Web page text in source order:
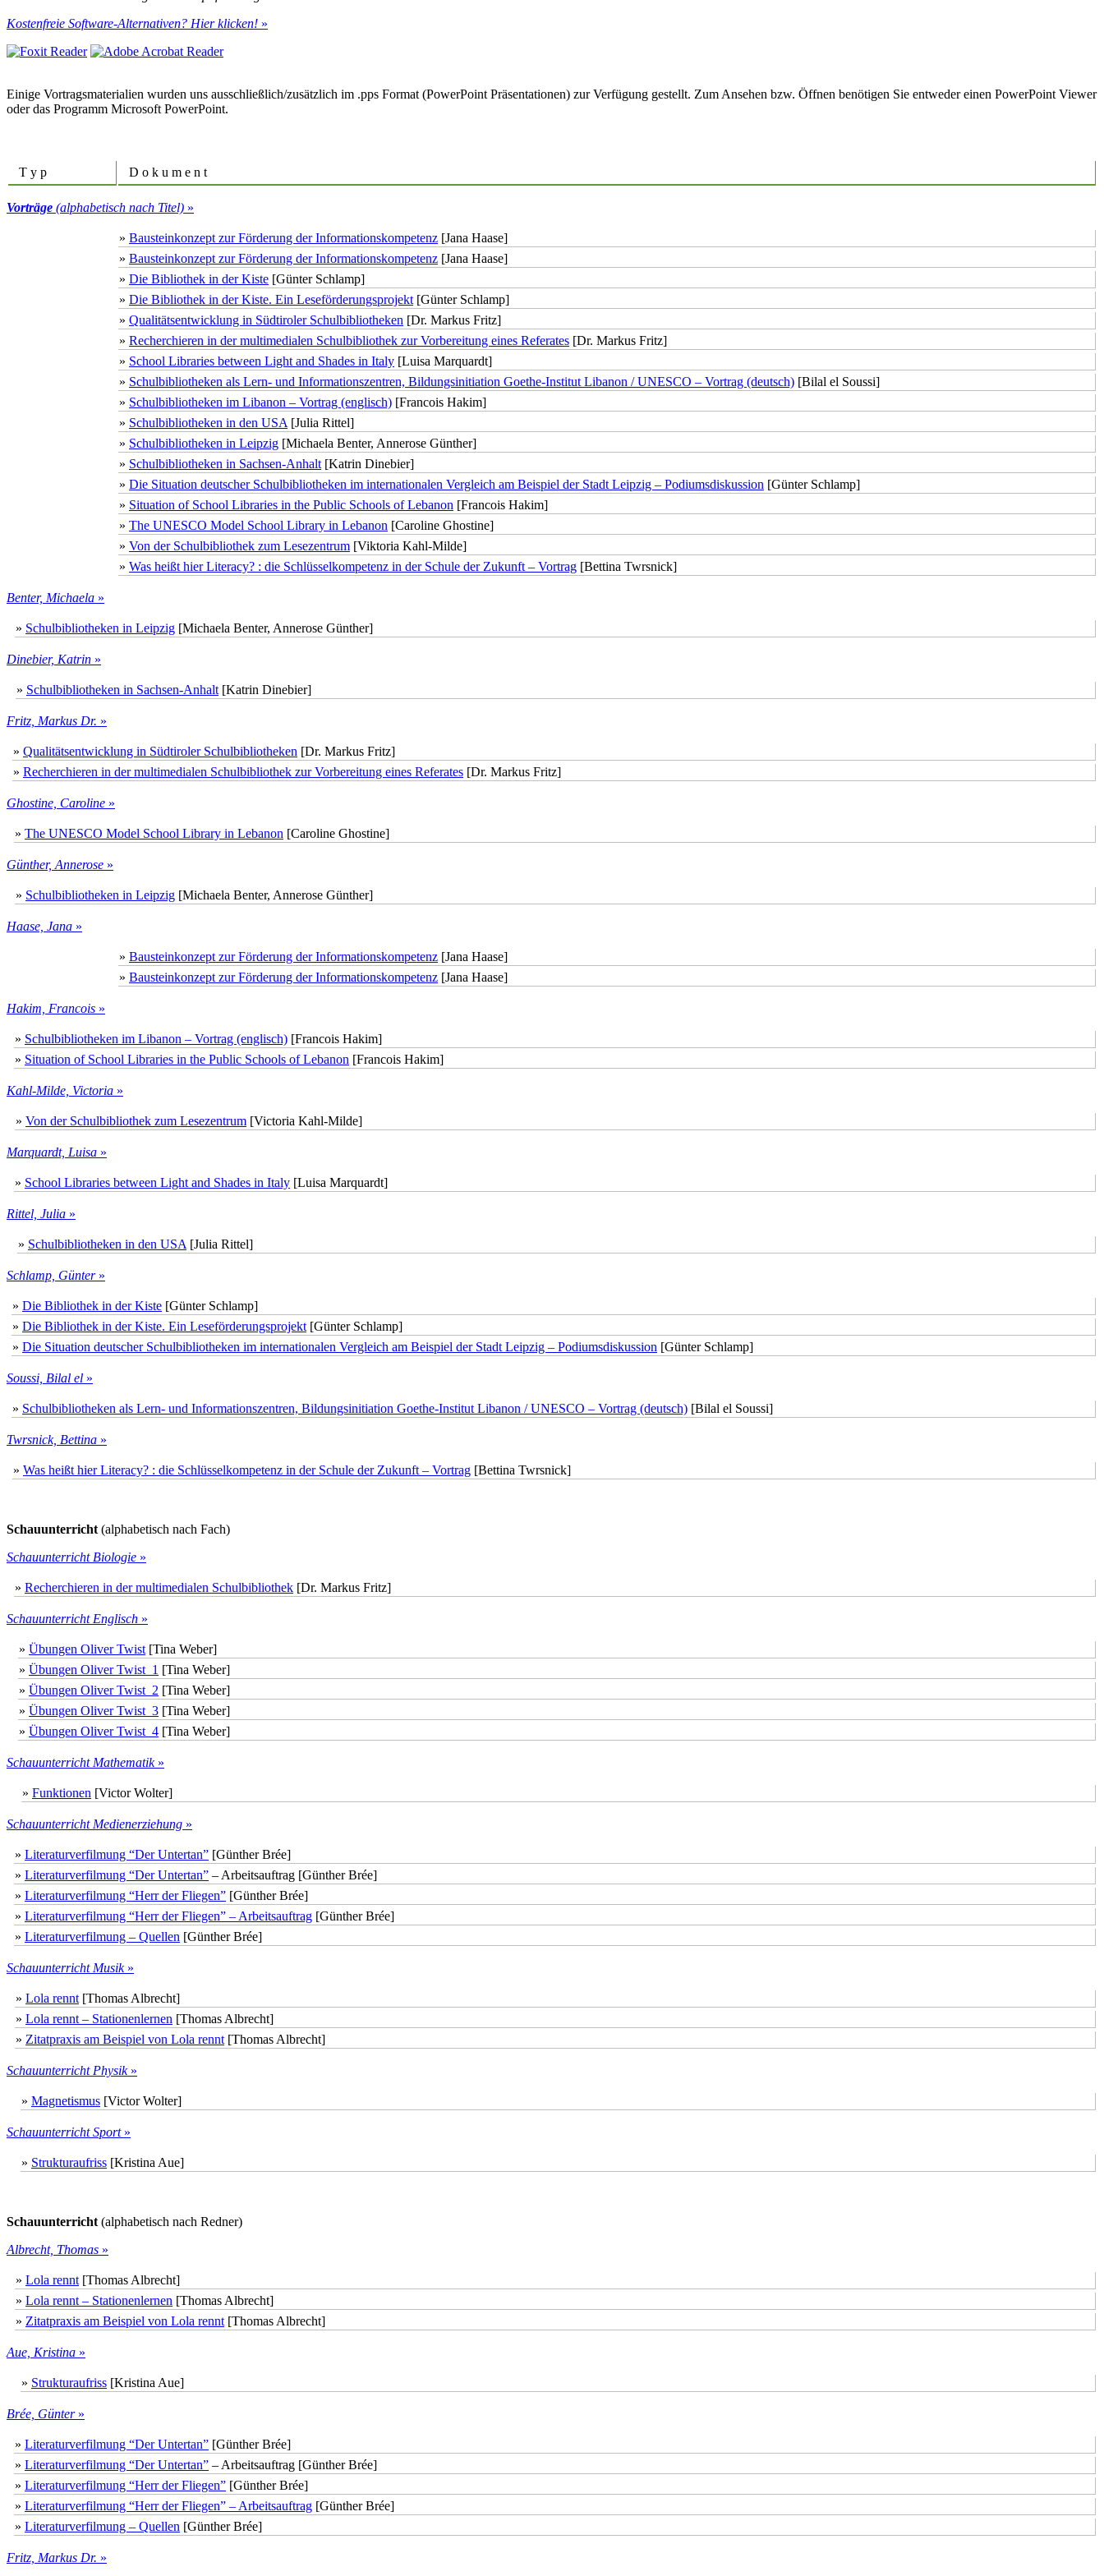
Kostenfreie Software-Alternativen? Hier klicken! »
Einige Vortragsmaterialien wurden uns ausschließlich/zusätzlich im .pps Format (PowerPoint Präsentationen) zur Verfügung gestellt. Zum Ansehen bzw. Öffnen benötigen Sie entweder einen PowerPoint Viewer
oder das Programm Microsoft PowerPoint.
T y p D o k u m e n t
Vorträge (alphabetisch nach Titel) »
» Bausteinkonzept zur Förderung der Informationskompetenz [Jana Haase]
» Bausteinkonzept zur Förderung der Informationskompetenz [Jana Haase]
» Die Bibliothek in der Kiste [Günter Schlamp]
» Die Bibliothek in der Kiste. Ein Leseförderungsprojekt[Günter Schlamp]
» Qualitätsentwicklung in Südtiroler Schulbibliotheken [Dr. Markus Fritz]
» Recherchieren in der multimedialen Schulbibliothek zur Vorbereitung eines Referates [Dr. Markus Fritz]
» School Libraries between Light and Shades in Italy [Luisa Marquardt]
» Schulbibliotheken als Lern- und Informationszentren, Bildungsinitiation Goethe-Institut Libanon / UNESCO – Vortrag (deutsch) [Bilal el Soussi]
» Schulbibliotheken im Libanon – Vortrag (englisch) [Francois Hakim]
» Schulbibliotheken in den USA[Julia Rittel]
» Schulbibliotheken in Leipzig [Michaela Benter, Annerose Günther]
» Schulbibliotheken in Sachsen-Anhalt[Katrin Dinebier]
» Die Situation deutscher Schulbibliotheken im internationalen Vergleich am Beispiel der Stadt Leipzig – Podiumsdiskussion [Günter Schlamp]
» Situation of School Libraries in the Public Schools of Lebanon [Francois Hakim]
» The UNESCO Model School Library in Lebanon [Caroline Ghostine]
» Von der Schulbibliothek zum Lesezentrum [Viktoria Kahl-Milde]
» Was heißt hier Literacy? : die Schlüsselkompetenz in der Schule der Zukunft – Vortrag [Bettina Twrsnick]
Benter, Michaela »
» Schulbibliotheken in Leipzig [Michaela Benter, Annerose Günther]
Dinebier, Katrin »
» Schulbibliotheken in Sachsen-Anhalt[Katrin Dinebier]
Fritz, Markus Dr. »
» Qualitätsentwicklung in Südtiroler Schulbibliotheken [Dr. Markus Fritz]
» Recherchieren in der multimedialen Schulbibliothek zur Vorbereitung eines Referates [Dr. Markus Fritz]
Ghostine, Caroline »
» The UNESCO Model School Library in Lebanon [Caroline Ghostine]
Günther, Annerose »
» Schulbibliotheken in Leipzig [Michaela Benter, Annerose Günther]
Haase, Jana »
» Bausteinkonzept zur Förderung der Informationskompetenz [Jana Haase]
» Bausteinkonzept zur Förderung der Informationskompetenz [Jana Haase]
Hakim, Francois »
» Schulbibliotheken im Libanon – Vortrag (englisch) [Francois Hakim]
» Situation of School Libraries in the Public Schools of Lebanon [Francois Hakim]
Kahl-Milde, Victoria »
» Von der Schulbibliothek zum Lesezentrum [Victoria Kahl-Milde]
Marquardt, Luisa »
» School Libraries between Light and Shades in Italy [Luisa Marquardt]
Rittel, Julia »
» Schulbibliotheken in den USA[Julia Rittel]
Schlamp, Günter»
» Die Bibliothek in der Kiste [Günter Schlamp]
» Die Bibliothek in der Kiste. Ein Leseförderungsprojekt[Günter Schlamp]
» Die Situation deutscher Schulbibliotheken im internationalen Vergleich am Beispiel der Stadt Leipzig – Podiumsdiskussion [Günter Schlamp]
Soussi, Bilal el »
» Schulbibliotheken als Lern- und Informationszentren, Bildungsinitiation Goethe-Institut Libanon / UNESCO – Vortrag (deutsch) [Bilal el Soussi]
Twrsnick, Bettina »
» Was heißt hier Literacy? : die Schlüsselkompetenz in der Schule der Zukunft – Vortrag [Bettina Twrsnick]
Schauunterricht(alphabetisch nach Fach)
Schauunterricht Biologie »
» Recherchieren in der multimedialen Schulbibliothek [Dr. Markus Fritz]
Schauunterricht Englisch »
» Übungen Oliver Twist[Tina Weber]
» Übungen Oliver Twist_1 [Tina Weber]
» Übungen Oliver Twist_2 [Tina Weber]
» Übungen Oliver Twist_3 [Tina Weber]
» Übungen Oliver Twist_4 [Tina Weber]
Schauunterricht Mathematik»
» Funktionen [Victor Wolter]
Schauunterricht Medienerziehung »
» Literaturverfilmung “Der Untertan” [Günther Brée]
» Literaturverfilmung “Der Untertan” – Arbeitsauftrag [Günther Brée]
» Literaturverfilmung “Herr der Fliegen” [Günther Brée]
» Literaturverfilmung “Herr der Fliegen” – Arbeitsauftrag [Günther Brée]
» Literaturverfilmung – Quellen [Günther Brée]
Schauunterricht Musik»
» Lola rennt[Thomas Albrecht]
» Lola rennt – Stationenlernen [Thomas Albrecht]
» Zitatpraxis am Beispiel von Lola rennt[Thomas Albrecht]
Schauunterricht Physik»
» Magnetismus [Victor Wolter]
Schauunterricht Sport»
» Strukturaufriss [Kristina Aue]
Schauunterricht(alphabetisch nach Redner)
Albrecht, Thomas »
» Lola rennt[Thomas Albrecht]
» Lola rennt – Stationenlernen [Thomas Albrecht]
» Zitatpraxis am Beispiel von Lola rennt[Thomas Albrecht]
Aue, Kristina »
» Strukturaufriss [Kristina Aue]
Brée, Günter»
» Literaturverfilmung “Der Untertan” [Günther Brée]
» Literaturverfilmung “Der Untertan” – Arbeitsauftrag [Günther Brée]
» Literaturverfilmung “Herr der Fliegen” [Günther Brée]
» Literaturverfilmung “Herr der Fliegen” – Arbeitsauftrag [Günther Brée]
» Literaturverfilmung – Quellen [Günther Brée]
Fritz, Markus Dr. »